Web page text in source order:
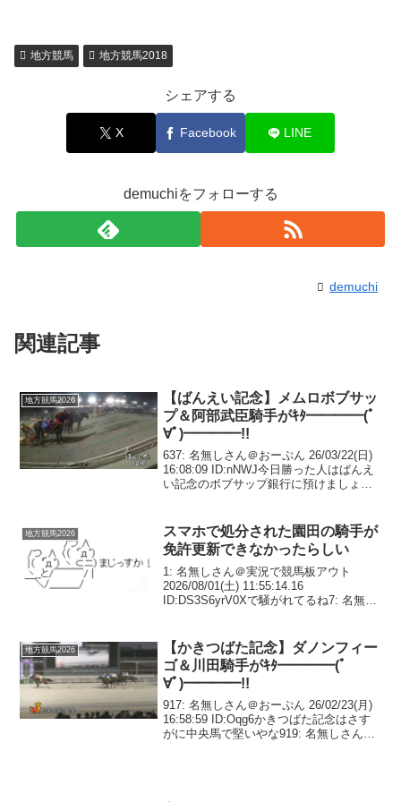
地方競馬 地方競馬2018
シェアする
X Facebook LINE
demuchiをフォローする
demuchi
関連記事
地方競馬2026
【ばんえい記念】メムロボブサッ
プ＆阿部武臣騎手がｷﾀ━━━━(ﾟ
∀ﾟ)━━━━!!
637: 名無しさん＠おーぷん 26/03/22(日)
16:08:09 ID:nNWJ今日勝った人はばんえ
い記念のボブサップ銀行に預けましょう
地方競馬2026
スマホで処分された園田の騎手が
免許更新できなかったらしい
1: 名無しさん＠実況で競馬板アウト
2026/08/01(土) 11:55:14.16
ID:DS3S6yrV0Xで騒がれてるね7: 名無し
ID:YH+WQLC...
地方競馬2026
【かきつばた記念】ダノンフィー
ゴ＆川田騎手がｷﾀ━━━━(ﾟ
∀ﾟ)━━━━!!
917: 名無しさん＠おーぷん 26/02/23(月)
16:58:59 ID:Oqg6かきつばた記念はさす
がに中央馬で堅いやな919: 名無しさん＠